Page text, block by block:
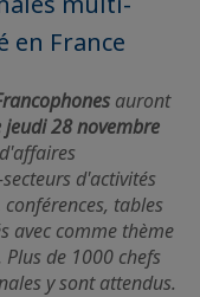
en France
auront
jeudi 28 novembre
d'activités
tables
avec comme thème
de 1000 chefs
y sont attendus.